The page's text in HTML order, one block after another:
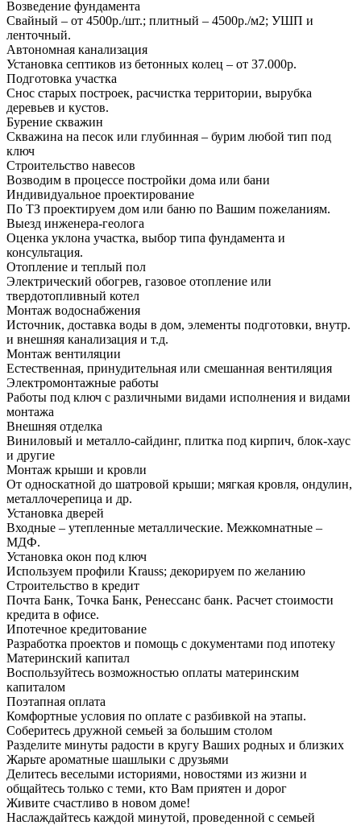
Возведение фундамента
Свайный – от 4500р./шт.; плитный – 4500р./м2; УШП и
ленточный.
Автономная канализация
Установка септиков из бетонных колец – от 37.000р.
Подготовка участка
Снос старых построек, расчистка территории, вырубка
деревьев и кустов.
Бурение скважин
Скважина на песок или глубинная – бурим любой тип под
ключ
Строительство навесов
Возводим в процессе постройки дома или бани
Индивидуальное проектирование
По ТЗ проектируем дом или баню по Вашим пожеланиям.
Выезд инженера-геолога
Оценка уклона участка, выбор типа фундамента и
консультация.
Отопление и теплый пол
Электрический обогрев, газовое отопление или
твердотопливный котел
Монтаж водоснабжения
Источник, доставка воды в дом, элементы подготовки, внутр.
и внешняя канализация и т.д.
Монтаж вентиляции
Естественная, принудительная или смешанная вентиляция
Электромонтажные работы
Работы под ключ с различными видами исполнения и видами
монтажа
Внешняя отделка
Виниловый и металло-сайдинг, плитка под кирпич, блок-хаус
и другие
Монтаж крыши и кровли
От односкатной до шатровой крыши; мягкая кровля, ондулин,
металлочерепица и др.
Установка дверей
Входные – утепленные металлические. Межкомнатные –
МДФ.
Установка окон под ключ
Используем профили Krauss; декорируем по желанию
Строительство в кредит
Почта Банк, Точка Банк, Ренессанс банк. Расчет стоимости
кредита в офисе.
Ипотечное кредитование
Разработка проектов и помощь с документами под ипотеку
Материнский капитал
Воспользуйтесь возможностью оплаты материнским
капиталом
Поэтапная оплата
Комфортные условия по оплате с разбивкой на этапы.
Соберитесь дружной семьей за большим столом
Разделите минуты радости в кругу Ваших родных и близких
Жарьте ароматные шашлыки с друзьями
Делитесь веселыми историями, новостями из жизни и
общайтесь только с теми, кто Вам приятен и дорог
Живите счастливо в новом доме!
Наслаждайтесь каждой минутой, проведенной с семьей